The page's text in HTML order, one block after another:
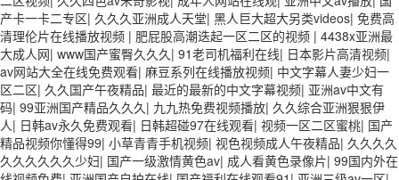
产卡一卡二专区| 久久久亚洲成人天堂| 黑人巨大超大另类videos| 免费高
清理伦片在线播放视频 | 肥屁股高潮迭起一区二区的视频 | 4438x亚洲最
大成人网| www国产蜜臀久久久 | 91老司机福利在线| 日本影片高清视频|
av网站大全在线免费观看| 麻豆系列在线播放视频| 中文字幕人妻少妇一
区二区| 久久国产午夜精品| 最近的最新的中文字幕视频| 亚洲av中文有
码| 99亚洲国产精品久久久 | 九九热免费视频播放| 久久综合亚洲狠狠伊
人| 日韩av永久免费观看| 日韩超碰97在线观看| 视频一区二区蜜桃| 国产
精品视频你懂得99| 小草青青手机视频| 视色视频成人午夜精品| 久久久久
久久久久久久少妇| 国产一级激情黄色av| 成人看黄色录像片| 99国内外在